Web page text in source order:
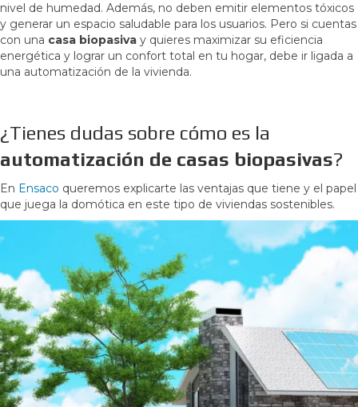
nivel de humedad. Además, no deben emitir elementos tóxicos
y generar un espacio saludable para los usuarios. Pero si cuentas
con una casa biopasiva y quieres maximizar su eficiencia
energética y lograr un confort total en tu hogar, debe ir ligada a
una automatización de la vivienda.
¿Tienes dudas sobre cómo es la
automatización de casas biopasivas?
En Ensaco queremos explicarte las ventajas que tiene y el papel
que juega la domótica en este tipo de viviendas sostenibles.